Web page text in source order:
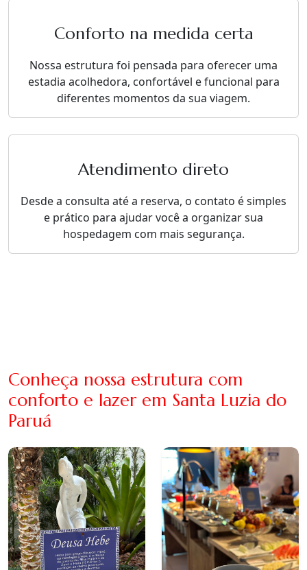
Conforto na medida certa
Nossa estrutura foi pensada para oferecer uma
estadia acolhedora, confortável e funcional para
diferentes momentos da sua viagem.
Atendimento direto
Desde a consulta até a reserva, o contato é simples
e prático para ajudar você a organizar sua
hospedagem com mais segurança.
Conheça nossa estrutura com
conforto e lazer em Santa Luzia do
Paruá